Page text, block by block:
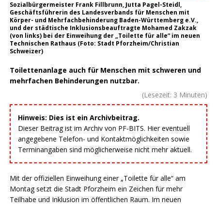
Sozialbürgermeister Frank Fillbrunn, Jutta Pagel-Steidl,
Geschäftsführerin des Landesverbands für Menschen mit
Körper- und Mehrfachbehinderung Baden-Württemberg e.V.,
und der städtische Inklusionsbeauftragte Mohamed Zakzak
(von links) bei der Einweihung der „Toilette für alle“ im neuen
Technischen Rathaus (Foto: Stadt Pforzheim/Christian
Schweizer)
Toilettenanlage auch für Menschen mit schweren und
mehrfachen Behinderungen nutzbar.
(Lesezeit: 3 Minuten)
Hinweis: Dies ist ein Archivbeitrag.
Dieser Beitrag ist im Archiv von PF-BITS. Hier eventuell
angegebene Telefon- und Kontaktmöglichkeiten sowie
Terminangaben sind möglicherweise nicht mehr aktuell.
Mit der offiziellen Einweihung einer „Toilette für alle“ am
Montag setzt die Stadt Pforzheim ein Zeichen für mehr
Teilhabe und Inklusion im öffentlichen Raum. Im neuen